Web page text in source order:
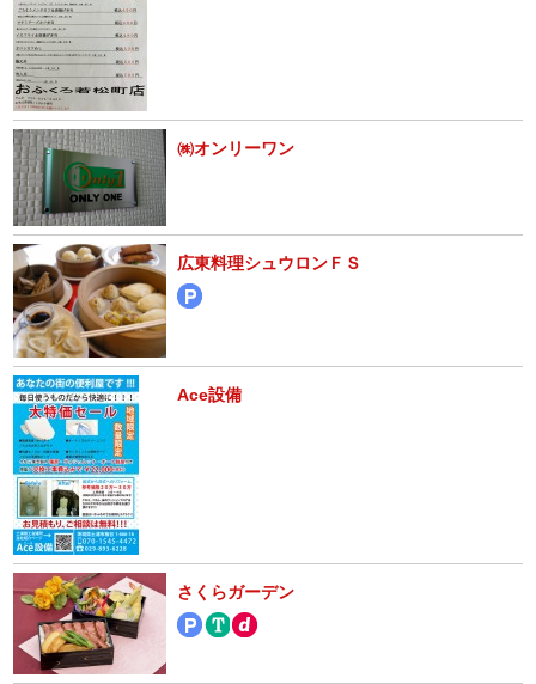
㈱オンリーワン
広東料理シュウロンＦＳ
Ace設備
さくらガーデン